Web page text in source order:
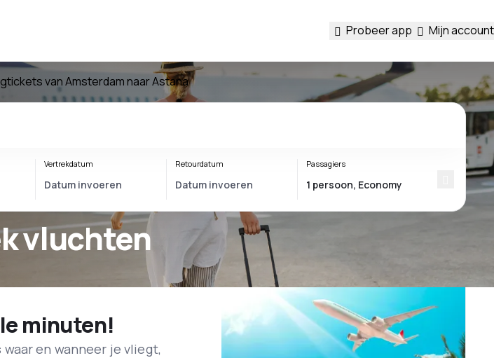
Probeer app Mijn account
van Amsterdam naar Astana
vluchten
Vertrekdatum Retourdatum Passagiers
minuten!
en wanneer je vliegt,